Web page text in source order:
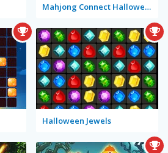
Mahjong Connect Halloween
Halloween Jewels